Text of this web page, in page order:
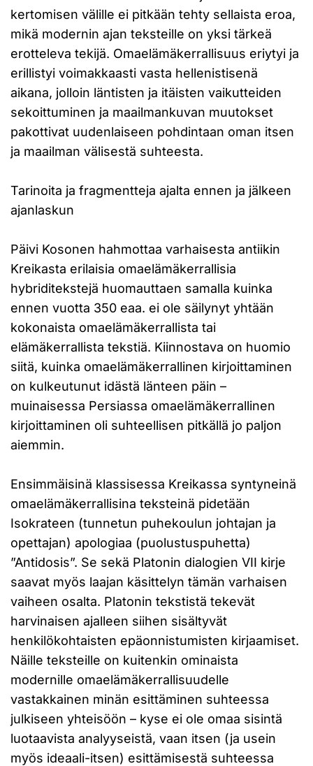
kertomisen välille ei pitkään tehty sellaista eroa,
mikä modernin ajan teksteille on yksi tärkeä
erotteleva tekijä. Omaelämäkerrallisuus eriytyi ja
erillistyi voimakkaasti vasta hellenistisenä
aikana, jolloin läntisten ja itäisten vaikutteiden
sekoittuminen ja maailmankuvan muutokset
pakottivat uudenlaiseen pohdintaan oman itsen
ja maailman välisestä suhteesta.
Tarinoita ja fragmentteja ajalta ennen ja jälkeen
ajanlaskun
Päivi Kosonen hahmottaa varhaisesta antiikin
Kreikasta erilaisia omaelämäkerrallisia
hybriditekstejä huomauttaen samalla kuinka
ennen vuotta 350 eaa. ei ole säilynyt yhtään
kokonaista omaelämäkerrallista tai
elämäkerrallista tekstiä. Kiinnostava on huomio
siitä, kuinka omaelämäkerrallinen kirjoittaminen
on kulkeutunut idästä länteen päin –
muinaisessa Persiassa omaelämäkerrallinen
kirjoittaminen oli suhteellisen pitkällä jo paljon
aiemmin.
Ensimmäisinä klassisessa Kreikassa syntyneinä
omaelämäkerrallisina teksteinä pidetään
Isokrateen (tunnetun puhekoulun johtajan ja
opettajan) apologiaa (puolustuspuhetta)
”Antidosis”. Se sekä Platonin dialogien VII kirje
saavat myös laajan käsittelyn tämän varhaisen
vaiheen osalta. Platonin tekstistä tekevät
harvinaisen ajalleen siihen sisältyvät
henkilökohtaisten epäonnistumisten kirjaamiset.
Näille teksteille on kuitenkin ominaista
modernille omaelämäkerrallisuudelle
vastakkainen minän esittäminen suhteessa
julkiseen yhteisöön – kyse ei ole omaa sisintä
luotaavista analyyseistä, vaan itsen (ja usein
myös ideaali-itsen) esittämisestä suhteessa